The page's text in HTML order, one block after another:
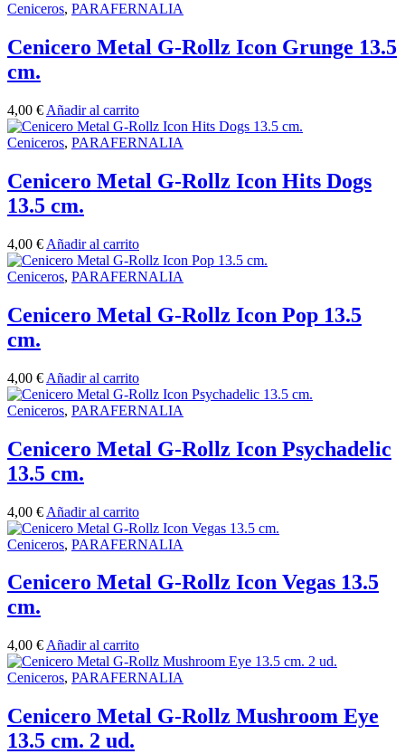
Ceniceros, PARAFERNALIA
Cenicero Metal G-Rollz Icon Grunge 13.5
cm.
4,00 € Añadir al carrito
Ceniceros, PARAFERNALIA
Cenicero Metal G-Rollz Icon Hits Dogs
13.5 cm.
4,00 € Añadir al carrito
Ceniceros, PARAFERNALIA
Cenicero Metal G-Rollz Icon Pop 13.5
cm.
4,00 € Añadir al carrito
Ceniceros, PARAFERNALIA
Cenicero Metal G-Rollz Icon Psychadelic
13.5 cm.
4,00 € Añadir al carrito
Ceniceros, PARAFERNALIA
Cenicero Metal G-Rollz Icon Vegas 13.5
cm.
4,00 € Añadir al carrito
Ceniceros, PARAFERNALIA
Cenicero Metal G-Rollz Mushroom Eye
13.5 cm. 2 ud.